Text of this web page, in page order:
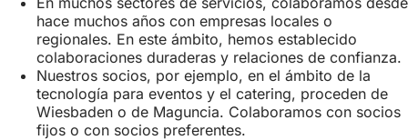
hace muchos años con empresas locales o
regionales. En este ámbito, hemos establecido
colaboraciones duraderas y relaciones de confianza.
Nuestros socios, por ejemplo, en el ámbito de la
tecnología para eventos y el catering, proceden de
Wiesbaden o de Maguncia. Colaboramos con socios
fijos o con socios preferentes.